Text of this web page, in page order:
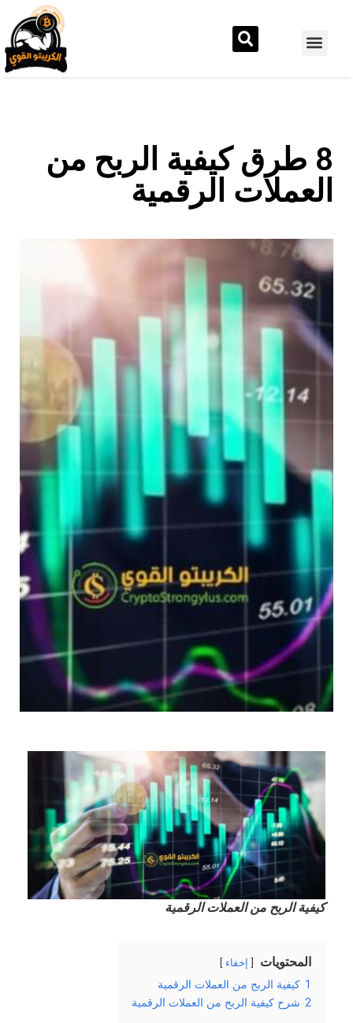
8 طرق كيفية الربح من
العملات الرقمية
كيفية الربح من العملات الرقمية
المحتويات إخفاء
1 كيفية الربح من العملات الرقمية
2 شرح كيفية الربح من العملات الرقمية